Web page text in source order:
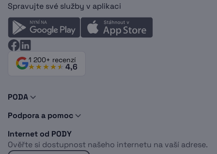
Spravujte své služby v aplikaci
1 200+ recenzí
4,6
PODA
Novinky a tipy
Doporuč PODU
Dokumenty
Logomanuál
Podpora a pomoc
Podpora
Vyjádření o existenci sítí
Internet od PODY
Ověřte si dostupnost našeho internetu na vaší adrese.